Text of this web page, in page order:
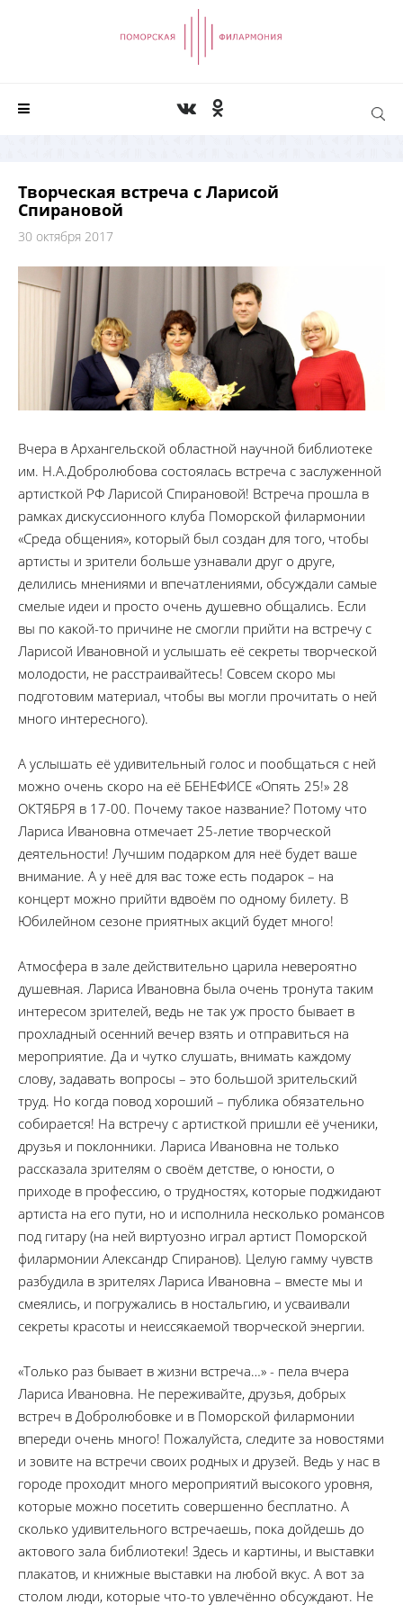
Творческая встреча с Ларисой
Спирановой
30 октября 2017
Вчера в Архангельской областной научной библиотеке
им. Н.А.Добролюбова состоялась встреча с заслуженной
артисткой РФ Ларисой Спирановой! Встреча прошла в
рамках дискуссионного клуба Поморской филармонии
«Среда общения», который был создан для того, чтобы
артисты и зрители больше узнавали друг о друге,
делились мнениями и впечатлениями, обсуждали самые
смелые идеи и просто очень душевно общались. Если
вы по какой-то причине не смогли прийти на встречу с
Ларисой Ивановной и услышать её секреты творческой
молодости, не расстраивайтесь! Совсем скоро мы
подготовим материал, чтобы вы могли прочитать о ней
много интересного).
А услышать её удивительный голос и пообщаться с ней
можно очень скоро на её БЕНЕФИСЕ «Опять 25!» 28
ОКТЯБРЯ в 17-00. Почему такое название? Потому что
Лариса Ивановна отмечает 25-летие творческой
деятельности! Лучшим подарком для неё будет ваше
внимание. А у неё для вас тоже есть подарок – на
концерт можно прийти вдвоём по одному билету. В
Юбилейном сезоне приятных акций будет много!
Атмосфера в зале действительно царила невероятно
душевная. Лариса Ивановна была очень тронута таким
интересом зрителей, ведь не так уж просто бывает в
прохладный осенний вечер взять и отправиться на
мероприятие. Да и чутко слушать, внимать каждому
слову, задавать вопросы – это большой зрительский
труд. Но когда повод хороший – публика обязательно
собирается! На встречу с артисткой пришли её ученики,
друзья и поклонники. Лариса Ивановна не только
рассказала зрителям о своём детстве, о юности, о
приходе в профессию, о трудностях, которые поджидают
артиста на его пути, но и исполнила несколько романсов
под гитару (на ней виртуозно играл артист Поморской
филармонии Александр Спиранов). Целую гамму чувств
разбудила в зрителях Лариса Ивановна – вместе мы и
смеялись, и погружались в ностальгию, и усваивали
секреты красоты и неиссякаемой творческой энергии.
«Только раз бывает в жизни встреча…» - пела вчера
Лариса Ивановна. Не переживайте, друзья, добрых
встреч в Добролюбовке и в Поморской филармонии
впереди очень много! Пожалуйста, следите за новостями
и зовите на встречи своих родных и друзей. Ведь у нас в
городе проходит много мероприятий высокого уровня,
которые можно посетить совершенно бесплатно. А
сколько удивительного встречаешь, пока дойдешь до
актового зала библиотеки! Здесь и картины, и выставки
плакатов, и книжные выставки на любой вкус. А вот за
столом люди, которые что-то увлечённо обсуждают. Не